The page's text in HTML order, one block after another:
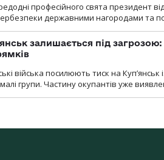
професійного свята президент
державними нагородами та
залишається під загрозою:
війська посилюють тиск на
групи. Частину окупантів уже